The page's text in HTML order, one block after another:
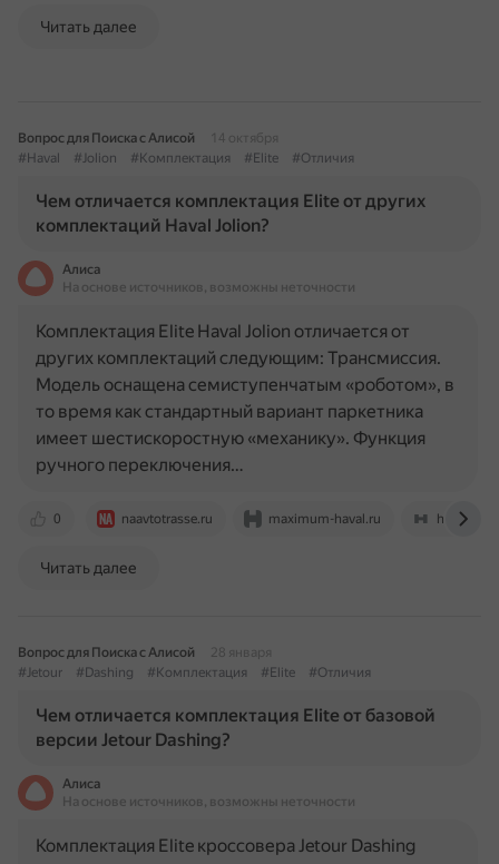
Читать далее
Вопрос для Поиска с Алисой
14 октября
#Haval
#Jolion #Комплектация #Elite #Отличия
Чем отличается комплектация Elite от других
комплектаций Haval Jolion?
Алиса
На основе источников, возможны неточности
0 naavtotrasse.ru maximum-haval.ru haval.ru
Комплектация Elite Haval Jolion отличается от
других комплектаций следующим: Трансмиссия.
Модель оснащена семиступенчатым «роботом», в
то время как стандартный вариант паркетника
имеет шестискоростную «механику». Функция
ручного переключения…
Читать далее
Вопрос для Поиска с Алисой
28 января
#Jetour
#Dashing #Комплектация #Elite #Отличия
Чем отличается комплектация Elite от базовой
версии Jetour Dashing?
Алиса
На основе источников, возможны неточности
Комплектация Elite кроссовера Jetour Dashing